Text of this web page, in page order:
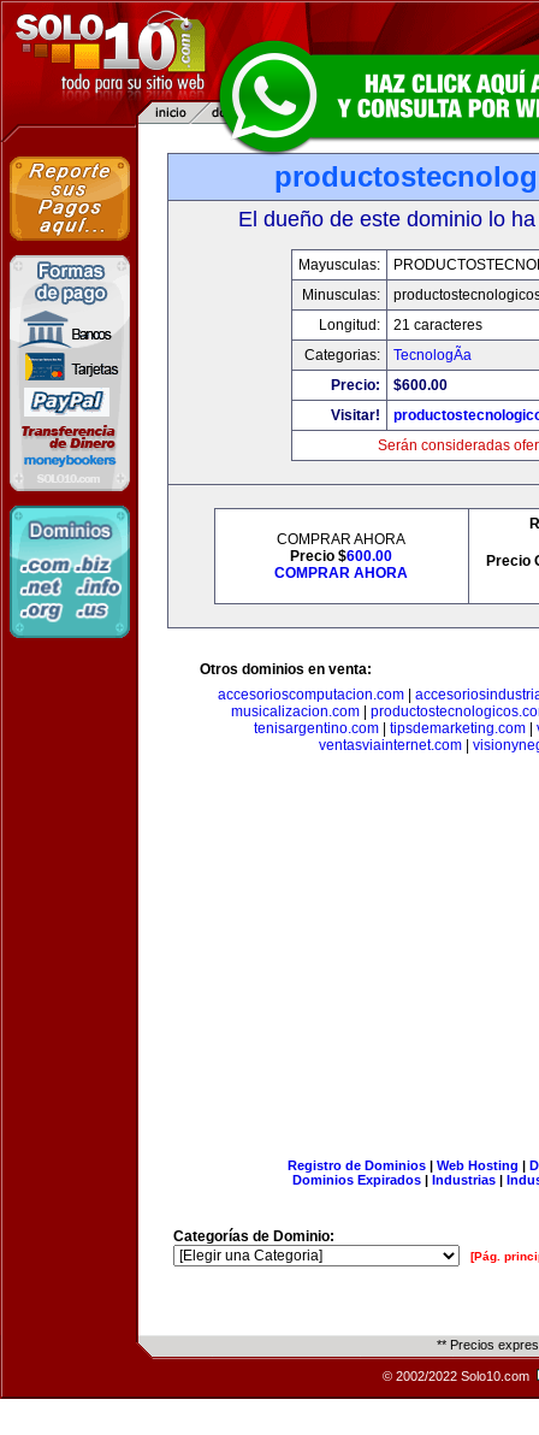
El dueño de este dominio lo
Mayusculas:
Minusculas:
Longitud:
21 caracteres
Categorias:
TecnologÃ­a
Precio:
$600.00
Visitar!
Serán consideradas
COMPRAR AHORA
Precio $600.00
COMPRAR AHORA
Precio
Otros dominios en venta:
accesorioscomputacion.com
musicalizacion.com|
tenisargentino.com
tipsdemarketing.com
ventasviainternet.com
Registro de Dominios| Web Hosting |
Dominios Expirados | Industrias |
Categorías de Dominio:
[Pág.
** Precios
© 2002/2022 Solo10.com